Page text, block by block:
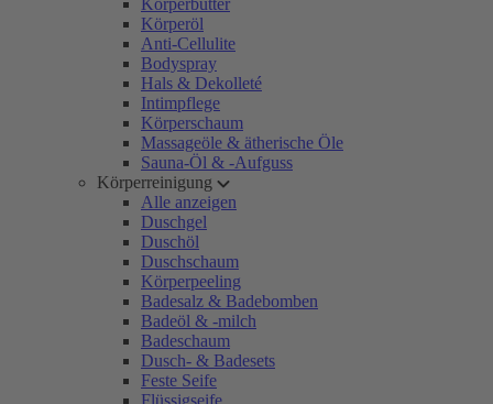
Körperbutter
Körperöl
Anti-Cellulite
Bodyspray
Hals & Dekolleté
Intimpflege
Körperschaum
Massageöle & ätherische Öle
Sauna-Öl & -Aufguss
Körperreinigung
Alle anzeigen
Duschgel
Duschöl
Duschschaum
Körperpeeling
Badesalz & Badebomben
Badeöl & -milch
Badeschaum
Dusch- & Badesets
Feste Seife
Flüssigseife